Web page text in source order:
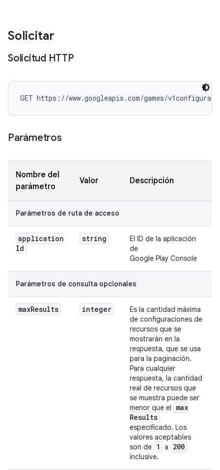
Solicitar
Solicitud HTTP
GET https://www.googleapis.com/games/
Parámetros
Nombre del
parámetro
Valor Descripción
Parámetros de ruta de acceso
application
Id
string
El ID de la aplicación
de
Google Play Console
Parámetros de consulta opcionales
maxResults integer
Es la cantidad máxima
de configuraciones de
recursos que se
mostrarán en la
respuesta, que se usa
para la paginación.
Para cualquier
respuesta, la cantidad
real de recursos que
se muestra puede ser
menor que el
max
Results
especificado. Los
valores aceptables
son de 1 a 200
inclusive.